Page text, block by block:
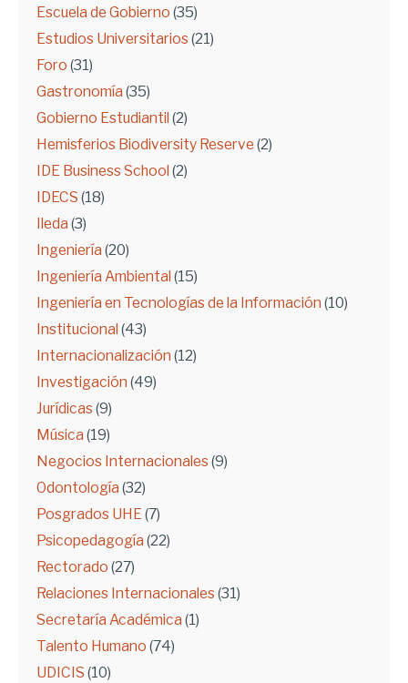
Escuela de Gobierno (35)
Estudios Universitarios (21)
Foro (31)
Gastronomía (35)
Gobierno Estudiantil (2)
Hemisferios Biodiversity Reserve (2)
IDE Business School (2)
IDECS (18)
Ileda (3)
Ingeniería (20)
Ingeniería Ambiental (15)
Ingeniería en Tecnologías de la Información (10)
Institucional (43)
Internacionalización (12)
Investigación (49)
Jurídicas (9)
Música (19)
Negocios Internacionales (9)
Odontología (32)
Posgrados UHE(7)
Psicopedagogía (22)
Rectorado (27)
Relaciones Internacionales (31)
Secretaría Académica (1)
Talento Humano (74)
UDICIS (10)